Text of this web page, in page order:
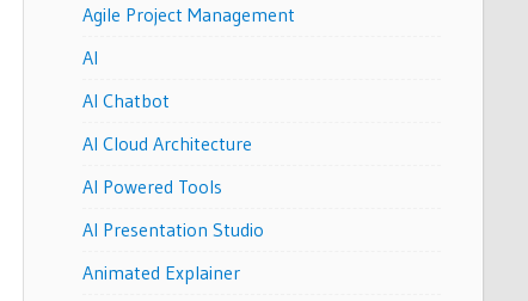
Agile Project Management
AI
AI Chatbot
AI Cloud Architecture
AI Powered Tools
AI Presentation Studio
Animated Explainer